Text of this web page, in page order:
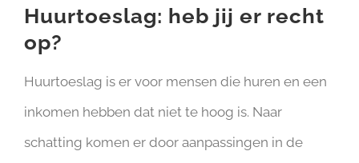
Huurtoeslag: heb jij er recht
op?
Huurtoeslag is er voor mensen die huren en een
inkomen hebben dat niet te hoog is. Naar
schatting komen er door aanpassingen in de